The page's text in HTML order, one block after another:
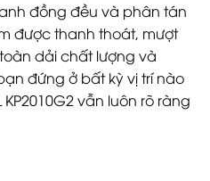
đồng đều và phân tán
được thanh thoát, mượt
dải chất lượng và
đứng ở bất kỳ vị trí nào
vẫn luôn rõ ràng